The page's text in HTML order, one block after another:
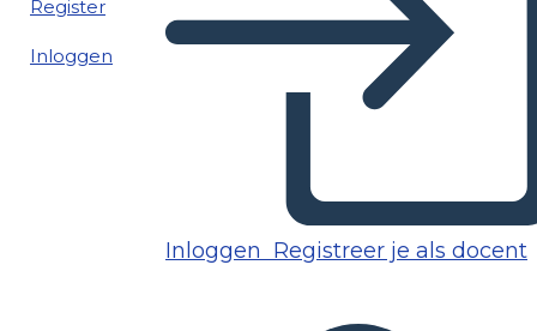
Register
Inloggen
Inloggen Registreer je als docent